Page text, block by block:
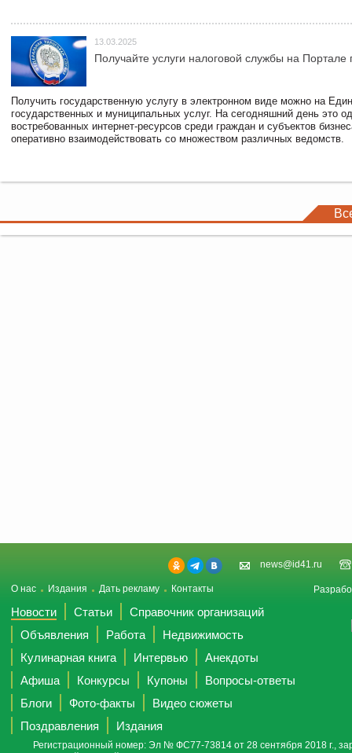
13.03.2025
Получайте услуги налоговой службы на Портале
Получить государственную услугу в электронном виде можно на
государственных и муниципальных услуг. На сегодняшний день это
востребованных интернет-ресурсов среди граждан и субъектов
оперативно взаимодействовать со множеством различных ведомств.
news@id41.ru
О нас Издания Дать рекламу Контакты
Новости Статьи
Справочник организаций
Объявления
Работа
Недвижимость
Кулинарная книга
Интервью
Анекдоты
Афиша
Конкурсы Купоны
Вопросы-ответы
Блоги
Фото-факты
Видео сюжеты
Поздравления
Издания
Регистрационный номер: Эл № ФС77-73814 от 28 сентября 2018 г.,